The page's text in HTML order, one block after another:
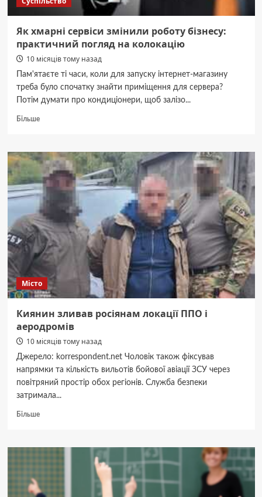
Як хмарні сервіси змінили роботу бізнесу:
практичний погляд на колокацію
10 місяців тому назад
Пам'ятаєте ті часи, коли для запуску інтернет-магазину
треба було спочатку знайти приміщення для сервера?
Потім думати про кондиціонери, щоб залізо...
БільшеДокладніше
хмарні
сервіси
змінили
роботу
бізнесу:
практичний
погляд
на
колокацію
Місто
Киянин зливав росіянам локації ППО і
аеродромів
10 місяців тому назад
Джерело: korrespondent.net Чоловік також фіксував
напрямки та кількість вильотів бойової авіації ЗСУ через
повітряний простір обох регіонів. Служба безпеки
затримала...
БільшеДокладніше
зливав
росіянам
і